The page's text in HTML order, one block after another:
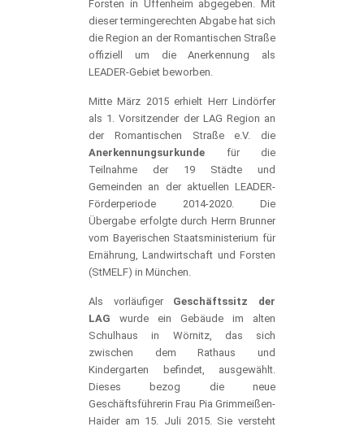
Forsten in Uffenheim abgegeben. Mit
dieser termingerechten Abgabe hat sich
die Region an der Romantischen Straße
offiziell um die Anerkennung als
LEADER-Gebiet beworben.
Mitte März 2015 erhielt Herr Lindörfer
als 1. Vorsitzender der LAG Region an
der Romantischen Straße e.V. die
Anerkennungsurkunde für die
Teilnahme der 19 Städte und
Gemeinden an der aktuellen LEADER-
Förderperiode 2014-2020. Die
Übergabe erfolgte durch Herrn Brunner
vom Bayerischen Staatsministerium für
Ernährung, Landwirtschaft und Forsten
(StMELF) in München.
Als vorläufiger Geschäftssitz der
LAG wurde ein Gebäude im alten
Schulhaus in Wörnitz, das sich
zwischen dem Rathaus und
Kindergarten befindet, ausgewählt.
Dieses bezog die neue
Geschäftsführerin Frau Pia Grimmeißen-
Haider am 15. Juli 2015. Sie versteht